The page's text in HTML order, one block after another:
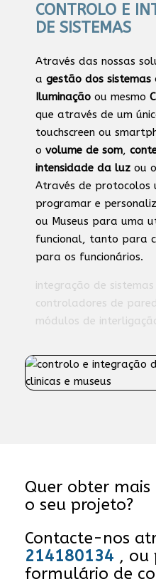
CONTROLO E
DE SISTEMAS
Através das nossas
a gestão dos sistemas
Iluminação ou mesmo
que através de um
touchscreen ou
o volume de som,
intensidade da luz ou o
Através de protocolos
programar e
ou Museus para uma
funcional, tanto para
para os funcionários.
integração de
controladores de
módulos de
Quer obter
o seu projeto?
Contacte-nos
214180134 , ou
formulário de